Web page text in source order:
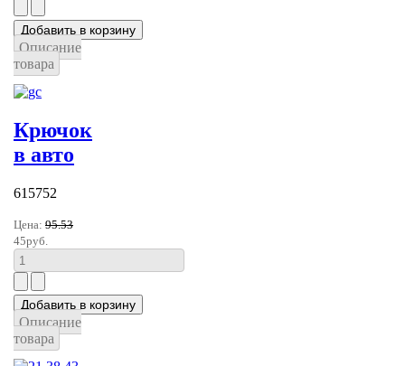
Описание
товара
Крючок
в авто
615752
Цена: 95.53
45руб.
Описание
товара